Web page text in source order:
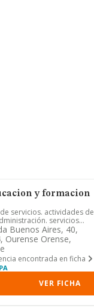
y formacion
servicios. actividades de
servicios
sanitarios,...
Buenos Aires, 40,
Ourense Orense,
encontrada en ficha
VER FICHA